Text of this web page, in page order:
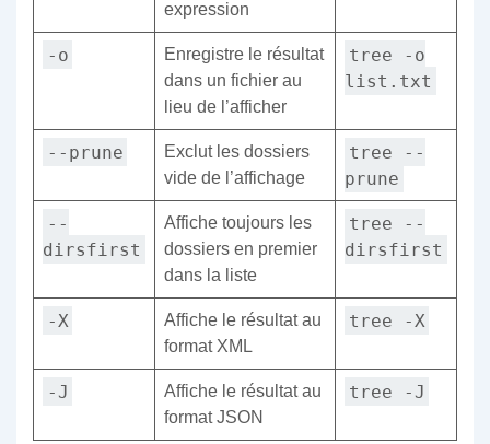
expression
-o
Enregistre le résultat
dans un fichier au
lieu de l’afficher
tree -o
list.txt
--prune
Exclut les dossiers
vide de l’affichage
tree --
prune
--
dirsfirst
Affiche toujours les
dossiers en premier
dans la liste
tree --
dirsfirst
-X
Affiche le résultat au
format XML
tree -X
-J
Affiche le résultat au
format JSON
tree -J